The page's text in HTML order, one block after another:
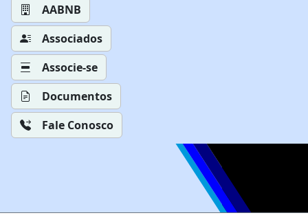
AABNB
Associados
Associe-se
Documentos
Fale Conosco